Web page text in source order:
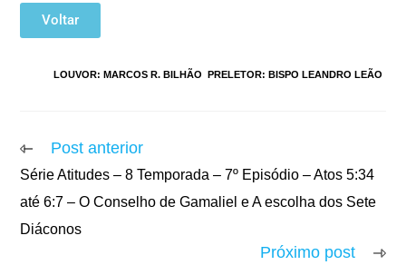
Voltar
:LOUVOR: MARCOS R. BILHÃO PRELETOR: BISPO LEANDRO LEÃO
Post anterior
Série Atitudes – 8 Temporada – 7º Episódio – Atos 5:34
até 6:7 – O Conselho de Gamaliel e A escolha dos Sete
Diáconos
Próximo post